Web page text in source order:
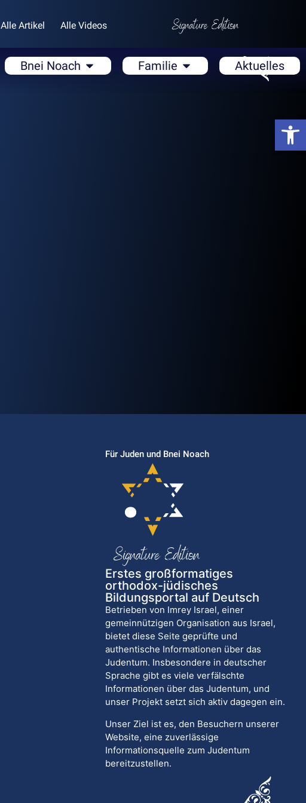
Alle Artikel Alle Videos
Bnei Noach Familie Aktuelles
Für Juden und Bnei Noach
Erstes großformatiges
orthodox-jüdisches
Bildungsportal auf Deutsch
Betrieben von Imrey Israel, einer
gemeinnützigen Organisation aus Israel,
bietet diese Seite geprüfte und
authentische Informationen über das
Judentum. Insbesondere in deutscher
Sprache gibt es viele verfälschte
Informationen über das Judentum, und
unser Projekt setzt sich aktiv dagegen ein.
Unser Ziel ist es, den Besuchern unserer
Website, eine zuverlässige
Informationsquelle zum Judentum
bereitzustellen.